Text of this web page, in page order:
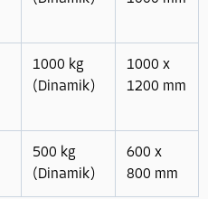
1000 kg
(Dinamik)
1000 x
1200 mm
500 kg
(Dinamik)
600 x
800 mm